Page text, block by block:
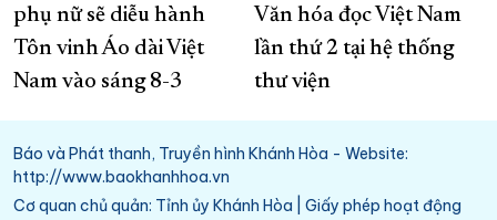
phụ nữ sẽ diễu hành
Tôn vinh Áo dài Việt
Nam vào sáng 8-3
Văn hóa đọc Việt Nam
lần thứ 2 tại hệ thống
thư viện
Báo và Phát thanh, Truyền hình Khánh Hòa - Website:
http://www.baokhanhhoa.vn
Cơ quan chủ quản: Tỉnh ủy Khánh Hòa | Giấy phép hoạt động